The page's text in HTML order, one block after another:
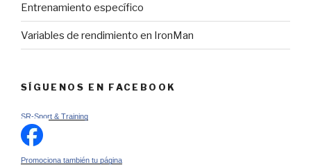
Entrenamiento específico
Variables de rendimiento en IronMan
SÍGUENOS EN FACEBOOK
SR-Sport & Training
Promociona también tu página